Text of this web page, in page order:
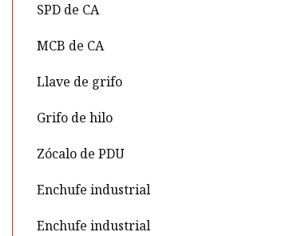
SPD de CA
MCB de CA
Llave de grifo
Grifo de hilo
Zócalo de PDU
Enchufe industrial
Enchufe industrial